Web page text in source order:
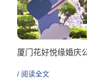
厦门花好悦缘婚庆
/ 阅读全文